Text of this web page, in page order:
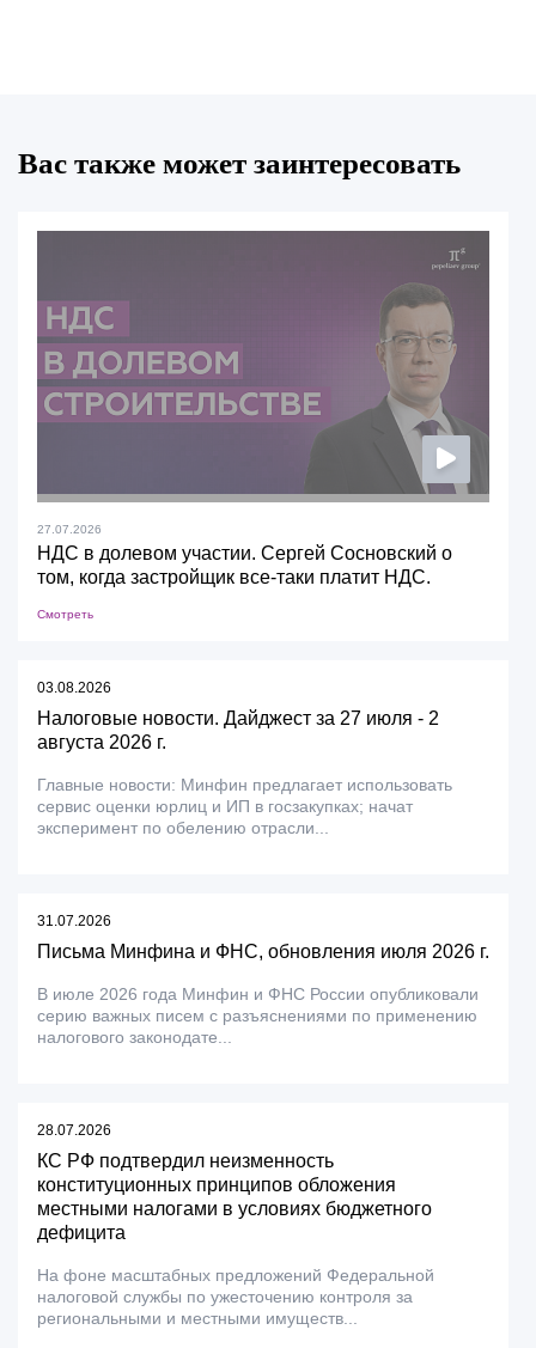
Вас также может заинтересовать
27.07.2026
НДС в долевом участии. Сергей Сосновский о
том, когда застройщик все-таки платит НДС.
Смотреть
03.08.2026
Налоговые новости. Дайджест за 27 июля - 2
августа 2026 г.
Главные новости: Минфин предлагает использовать
сервис оценки юрлиц и ИП в госзакупках; начат
эксперимент по обелению отрасли...
31.07.2026
Письма Минфина и ФНС, обновления июля 2026 г.
В июле 2026 года Минфин и ФНС России опубликовали
серию важных писем с разъяснениями по применению
налогового законодате...
28.07.2026
КС РФ подтвердил неизменность
конституционных принципов обложения
местными налогами в условиях бюджетного
дефицита
На фоне масштабных предложений Федеральной
налоговой службы по ужесточению контроля за
региональными и местными имуществ...